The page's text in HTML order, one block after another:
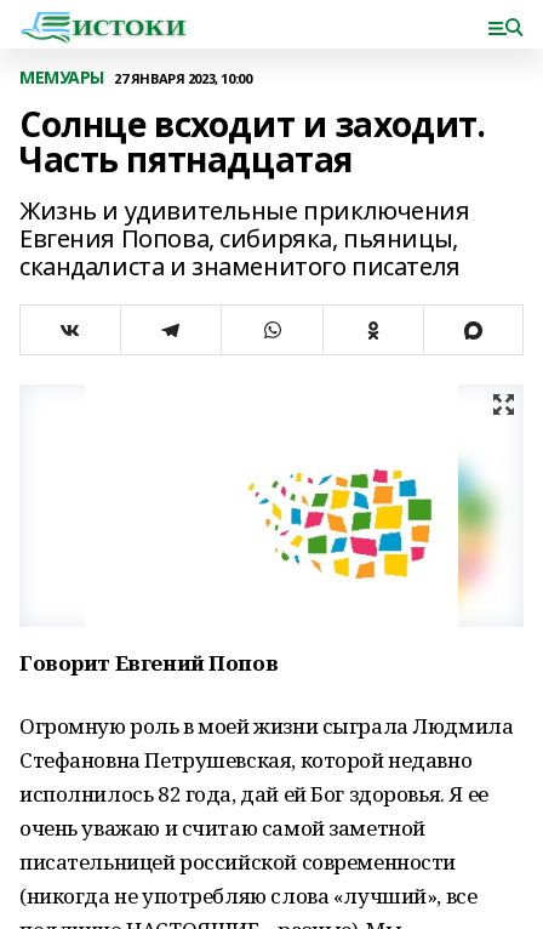
МЕМУАРЫ 27 ЯНВАРЯ 2023, 10:00
Солнце всходит и заходит.
Часть пятнадцатая
Жизнь и удивительные приключения
Евгения Попова, сибиряка, пьяницы,
скандалиста и знаменитого писателя
Говорит Евгений Попов
Огромную роль в моей жизни сыграла Людмила
Стефановна Петрушевская, которой недавно
исполнилось 82 года, дай ей Бог здоровья. Я ее
очень уважаю и считаю самой заметной
писательницей российской современности
(никогда не употребляю слова «лучший», все